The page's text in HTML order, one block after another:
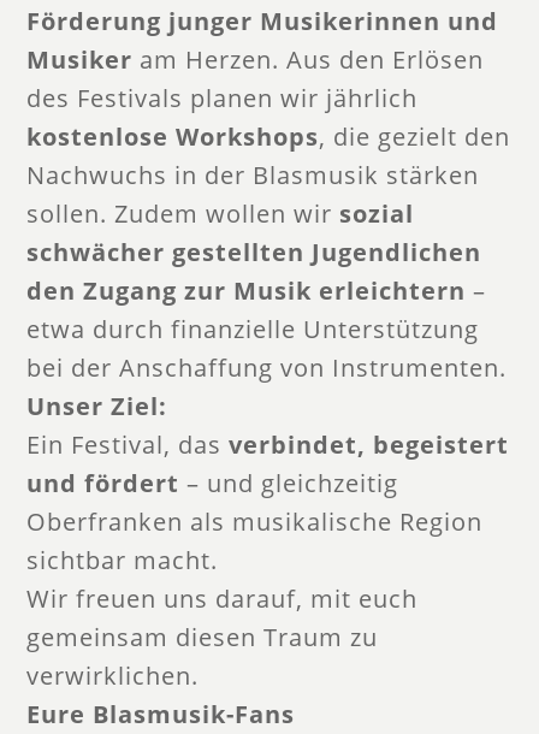
Förderung junger Musikerinnen und
Musiker am Herzen. Aus den Erlösen
des Festivals planen wir jährlich
kostenlose Workshops, die gezielt den
Nachwuchs in der Blasmusik stärken
sollen. Zudem wollen wir sozial
schwächer gestellten Jugendlichen
den Zugang zur Musik erleichtern –
etwa durch finanzielle Unterstützung
bei der Anschaffung von Instrumenten.
Unser Ziel:
Ein Festival, dasverbindet, begeistert
und fördert – und gleichzeitig
Oberfranken als musikalische Region
sichtbar macht.
Wir freuen uns darauf, mit euch
gemeinsam diesen Traum zu
verwirklichen.
Eure Blasmusik-Fans